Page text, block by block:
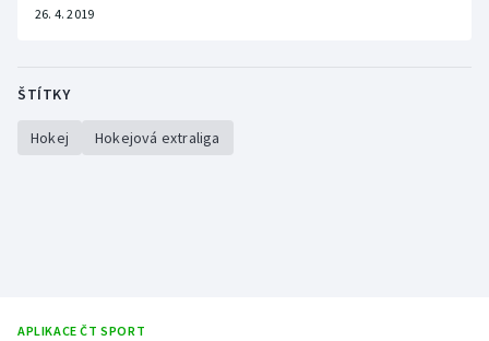
26. 4. 2019
ŠTÍTKY
Hokej Hokejová extraliga
APLIKACE ČT SPORT